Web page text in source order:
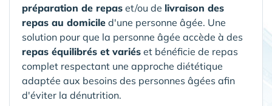
préparation de repas et/ou de livraison des
repas au domicile d'une personne âgée. Une
solution pour que la personne âgée accède à des
repas équilibrés et variés et bénéficie de repas
complet respectant une approche diététique
adaptée aux besoins des personnes âgées afin
d'éviter la dénutrition.